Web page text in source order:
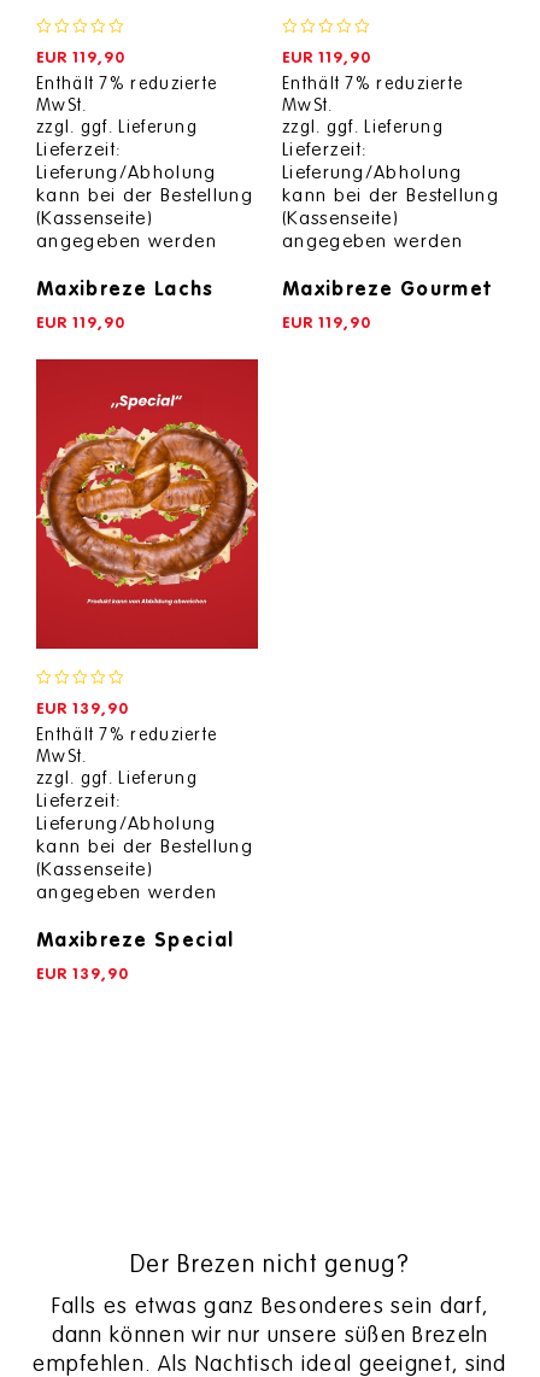
of
5
EUR 119,90
Enthält 7% reduzierte
MwSt.
zzgl. ggf. Lieferung
Lieferzeit:
Lieferung/Abholung
kann bei der Bestellung
(Kassenseite)
angegeben werden
Maxibreze Lachs
EUR 119,90
of
5
EUR 119,90
Enthält 7% reduzierte
MwSt.
zzgl. ggf. Lieferung
Lieferzeit:
Lieferung/Abholung
kann bei der Bestellung
(Kassenseite)
angegeben werden
Maxibreze Gourmet
EUR 119,90
of
5
EUR 139,90
Enthält 7% reduzierte
MwSt.
zzgl. ggf. Lieferung
Lieferzeit:
Lieferung/Abholung
kann bei der Bestellung
(Kassenseite)
angegeben werden
Maxibreze Special
EUR 139,90
Der Brezen nicht genug?
Falls es etwas ganz Besonderes sein darf,
dann können wir nur unsere süßen Brezeln
empfehlen. Als Nachtisch ideal geeignet, sind